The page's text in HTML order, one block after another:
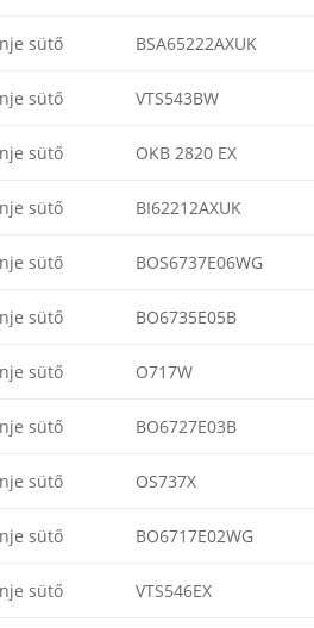
sütő BSA65222AXUK
sütő VTS543BW
sütő OKB 2820 EX
sütő BI62212AXUK
sütő BOS6737E06WG
sütő BO6735E05B
sütő O717W
sütő BO6727E03B
sütő OS737X
sütő BO6717E02WG
sütő VTS546EX